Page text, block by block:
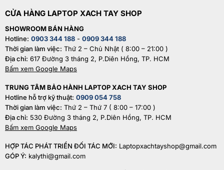
CỬA HÀNG LAPTOP XACH TAY SHOP
SHOWROOM BÁN HÀNG
Hotline: 0903 344 188 - 0909 344 188
Thời gian làm việc: Thứ 2 – Chủ Nhật ( 8:00 – 21:00 )
Địa chỉ: 617 Đường 3 tháng 2, P.Diên Hồng, TP. HCM
Bấm xem Google Maps
TRUNG TÂM BẢO HÀNH LAPTOP XACH TAY SHOP
Hotline hỗ trợ kỹ thuật: 0909 054 758
Thời gian làm việc: Thứ 2 – Thứ 7 ( 8:00 – 17:00 )
Địa chỉ: 530 Đường 3 tháng 2, P.Diên Hồng, TP. HCM
Bấm xem Google Maps
HỢP TÁC PHÁT TRIỂN ĐỐI TÁC MỚI: Laptopxachtayshop@gmail.com
GÓP Ý: kalythi@gmail.com